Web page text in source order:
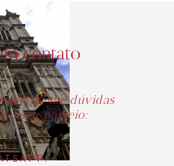
contato
tire dúvidas
o seu passeio: